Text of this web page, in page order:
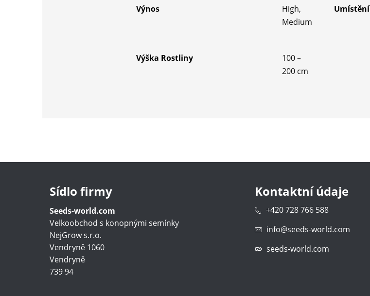
Výnos High,
Medium
Umístění
Výška Rostliny
100 –
200 cm
Sídlo firmy
Seeds-world.com
Velkoobchod s konopnými semínky
NejGrow s.r.o.
Vendryně 1060
Vendryně
739 94
Kontaktní údaje
+420 728 766 588
info@seeds-world.com
seeds-world.com